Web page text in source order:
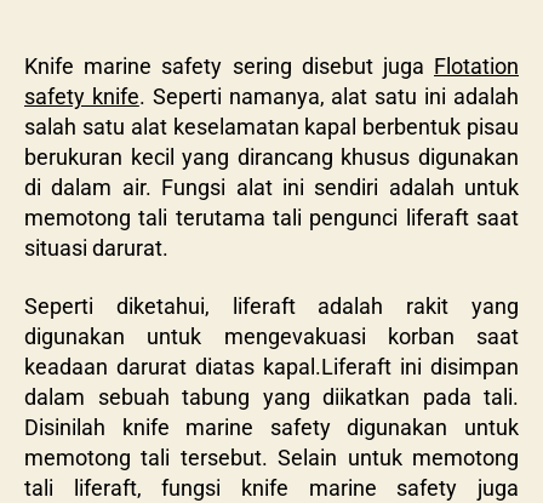
Knife marine safety sering disebut juga Flotation
safety knife. Seperti namanya, alat satu ini adalah
salah satu alat keselamatan kapal berbentuk pisau
berukuran kecil yang dirancang khusus digunakan
di dalam air. Fungsi alat ini sendiri adalah untuk
memotong tali terutama tali pengunci liferaft saat
situasi darurat.
Seperti diketahui, liferaft adalah rakit yang
digunakan untuk mengevakuasi korban saat
keadaan darurat diatas kapal.Liferaft ini disimpan
dalam sebuah tabung yang diikatkan pada tali.
Disinilah knife marine safety digunakan untuk
memotong tali tersebut. Selain untuk memotong
tali liferaft, fungsi knife marine safety juga